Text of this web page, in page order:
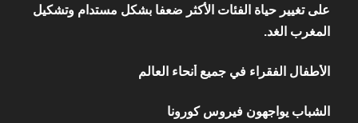
على تغيير حياة الفئات الأكثر ضعفا بشكل مستدام وتشكيل
المغرب الغد.
الأطفال الفقراء في جميع أنحاء العالم
الشباب يواجهون فيروس كورونا